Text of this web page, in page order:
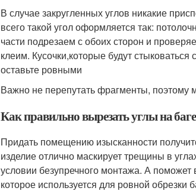
В случае закругленных углов никакие
всего такой угол оформляется так:
части подрезаем с обоих сторон и
клеим. Кусочки,которые будут
оставьте ровными
Важно не перепутать фрагменты,
Как правильно вырезать углы на
Придать помещению изысканности
изделие отлично маскирует трещины в
условии безупречного монтажа. А
которое используется для ровной обрезки